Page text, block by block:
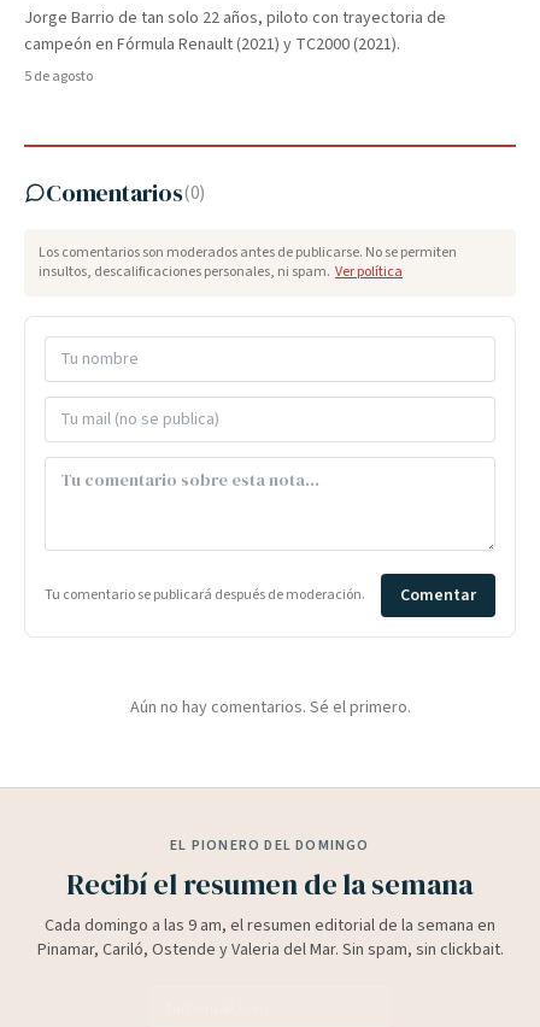
Jorge Barrio de tan solo 22 años, piloto con trayectoria de
campeón en Fórmula Renault (2021) y TC2000 (2021).
5 de agosto
Comentarios(0)
Los comentarios son moderados antes de publicarse. No se permiten
insultos, descalificaciones personales, ni spam. Ver política
Tu comentario se publicará después de moderación. Comentar
Aún no hay comentarios. Sé el primero.
EL PIONERO DEL DOMINGO
Recibí el resumen de la semana
Cada domingo a las 9 am, el resumen editorial de la semana en
Pinamar, Cariló, Ostende y Valeria del Mar. Sin spam, sin clickbait.